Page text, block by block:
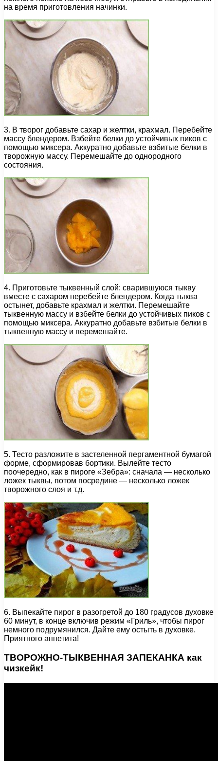
на время приготовления начинки.
3. В творог добавьте сахар и желтки, крахмал. Перебейте
массу блендером. Взбейте белки до устойчивых пиков с
помощью миксера. Аккуратно добавьте взбитые белки в
творожную массу. Перемешайте до однородного
состояния.
4. Приготовьте тыквенный слой: сварившуюся тыкву
вместе с сахаром перебейте блендером. Когда тыква
остынет, добавьте крахмал и желтки. Перемешайте
тыквенную массу и взбейте белки до устойчивых пиков с
помощью миксера. Аккуратно добавьте взбитые белки в
тыквенную массу и перемешайте.
5. Тесто разложите в застеленной пергаментной бумагой
форме, сформировав бортики. Вылейте тесто
поочередно, как в пироге «Зебра»: сначала — несколько
ложек тыквы, потом посредине — несколько ложек
творожного слоя и т.д.
6. Выпекайте пирог в разогретой до 180 градусов духовке
60 минут, в конце включив режим «Гриль», чтобы пирог
немного подрумянился. Дайте ему остыть в духовке.
Приятного аппетита!
ТВОРОЖНО-ТЫКВЕННАЯ ЗАПЕКАНКА как
чизкейк!